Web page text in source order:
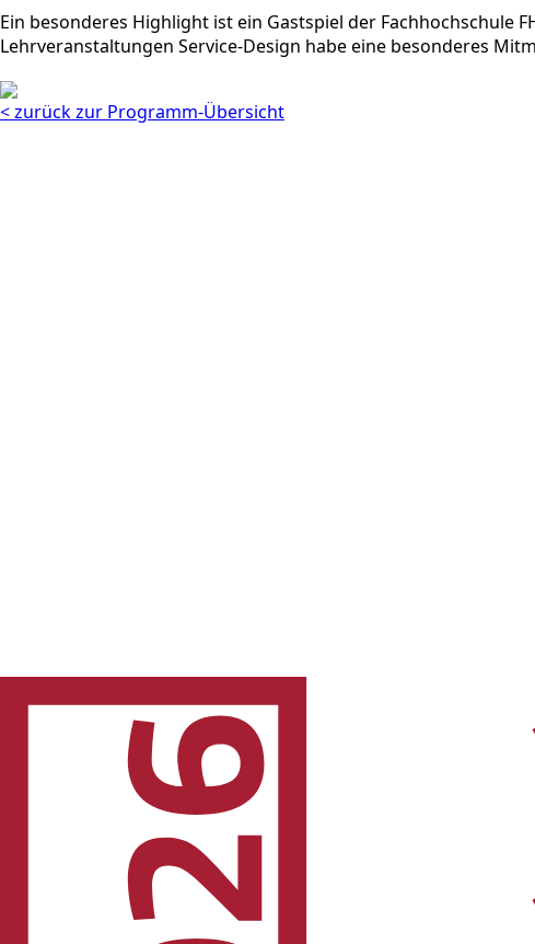
Ein besonderes Highlight ist ein Gastspiel der Fachhochschule
Lehrveranstaltungen Service-Design habe eine besonderes
< zurück zur Programm-Übersicht